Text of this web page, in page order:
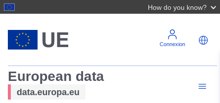
How do you know?
Connexion
European data
data.europa.eu